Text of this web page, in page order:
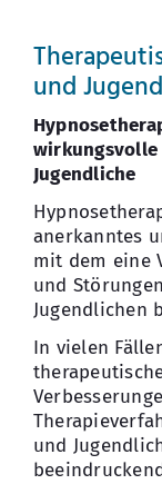
und
wirkungsvolle
Jugendliche
anerkanntes
mit dem eine
und
Jugendlichen
In vielen
und